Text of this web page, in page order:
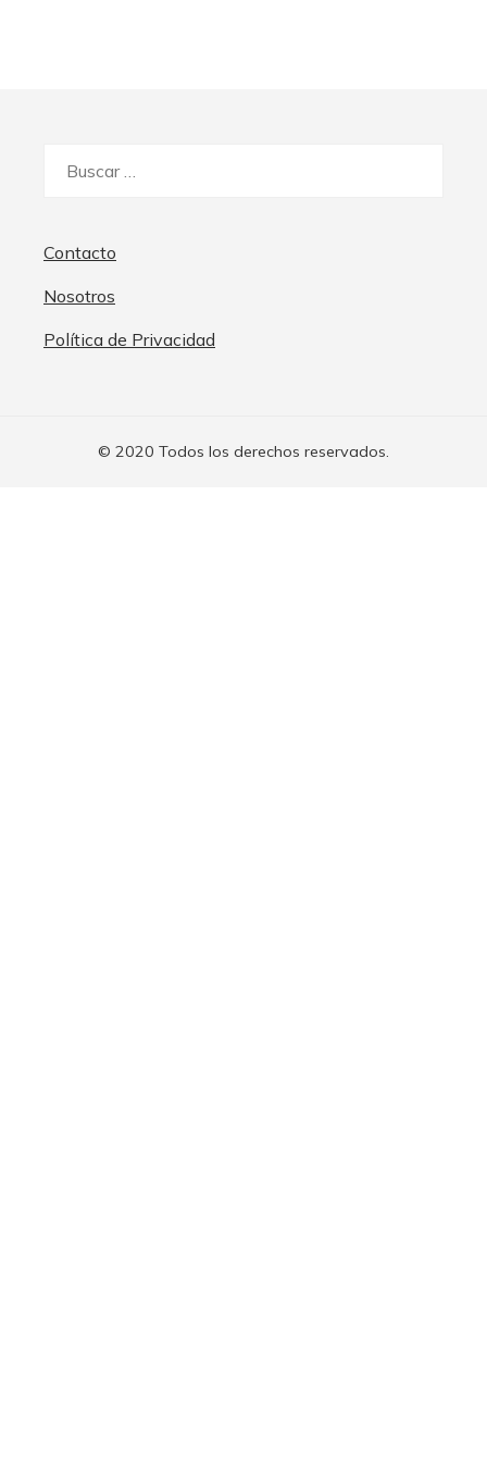
Contacto
Nosotros
Política de Privacidad
© 2020 Todos los derechos reservados.